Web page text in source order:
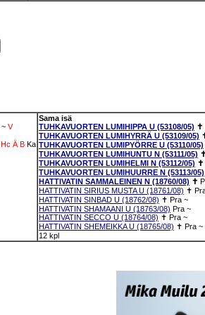
~ V
Hc Ä B Ka
Sama isä
TUHKAVUORTEN LUMIHIPPA U (53108/05) ✝
TUHKAVUORTEN LUMIHYRRÄ U (53109/05)
TUHKAVUORTEN LUMIPYÖRRE U (53110/05)
TUHKAVUORTEN LUMIHUNTU N (53111/05) ✝
TUHKAVUORTEN LUMIHELMI N (53112/05) ✝
TUHKAVUORTEN LUMIHUURRE N (53113/05)
HATTIVATIN SAMMALEINEN N (18760/08) ✝
HATTIVATIN SIRIUS MUSTA U (18761/08) ✝
HATTIVATIN SINBAD U (18762/08) ✝ Pra ~
HATTIVATIN SHAMAANI U (18763/08) Pra ~
HATTIVATIN SECCO U (18764/08) ✝ Pra ~
HATTIVATIN SHEMEIKKA U (18765/08) ✝ Pra ~
12 kpl